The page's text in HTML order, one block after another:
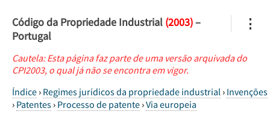
Código da Propriedade Industrial (2003)–
Portugal
⋮
Cautela: Esta página faz parte de uma versão arquivada do
CPI2003, o qual já não se encontra em vigor.
Índice › Regimes jurídicos da propriedade industrial › Invenções
› Patentes › Processo de patente ›Via europeia